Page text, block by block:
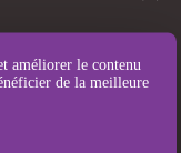
améliorer le contenu
de la meilleure